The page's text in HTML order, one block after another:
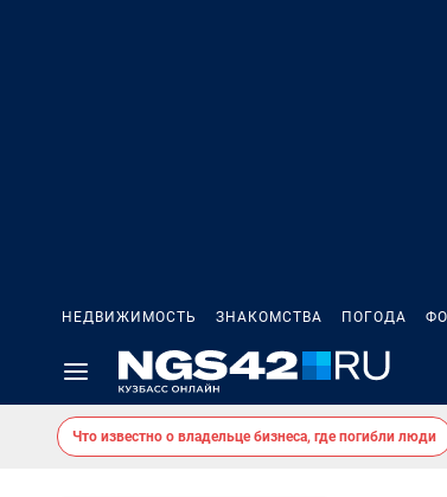
НЕДВИЖИМОСТЬ ЗНАКОМСТВА ПОГОДА
Что известно о владельце бизнеса, где погибли люди